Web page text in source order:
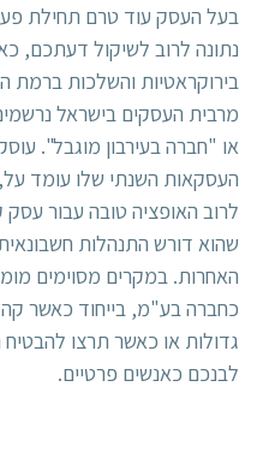
בעל העסק עוד טרם תחילת
נתונה לרוב לשיקול דעתכם,
בירוקראטיות והשלכות ברמת
מרבית העסקים בישראל
או "חברה בעירבון מוגבל".
לרוב האופציה טובה עבור
שהוא דורש התנהלות
האחרות. במקרים מסוימים
כחברה בע"מ, בייחוד כאשר
גדולות או כאשר תרצו
לבנכם כאנשים פרטיים.